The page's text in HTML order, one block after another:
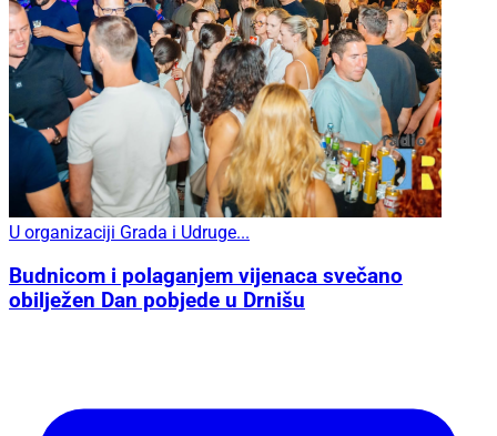
U organizaciji Grada i Udruge...
Budnicom i polaganjem vijenaca svečano
obilježen Dan pobjede u Drnišu